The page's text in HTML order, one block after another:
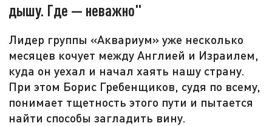
дышу. Где — неважно"
Лидер группы «Аквариум» уже несколько
месяцев кочует между Англией и Израилем,
куда он уехал и начал хаять нашу страну.
При этом Борис Гребенщиков, судя по всему,
понимает тщетность этого пути и пытается
найти способы загладить вину.